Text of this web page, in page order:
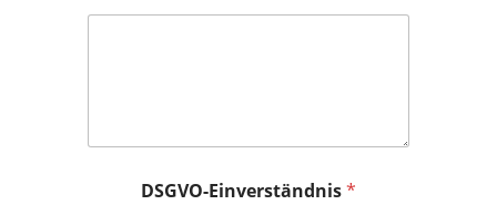
DSGVO-Einverständnis*